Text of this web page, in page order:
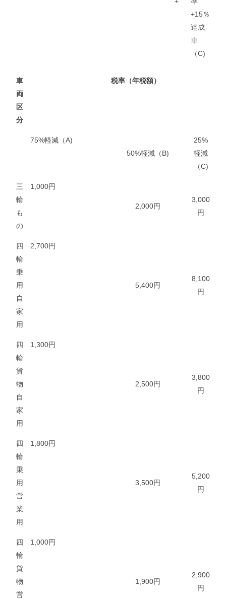
+15％
達成
車
（C)
車
両
区
分
税率（年税額）
75%軽減（A)
50%軽減（B)
25%
軽減
（C)
三
輪
も
の
1,000円
2,000円
3,000
円
四
輪
乗
用
自
家
用
2,700円
5,400円
8,100
円
四
輪
貨
物
自
家
用
1,300円
2,500円
3,800
円
四
輪
乗
用
営
業
用
1,800円
3,500円
5,200
円
四
輪
貨
物
営
1,000円
1,900円
2,900
円